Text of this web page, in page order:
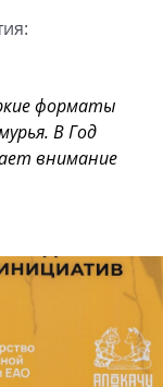
форматы
В Год
внимание